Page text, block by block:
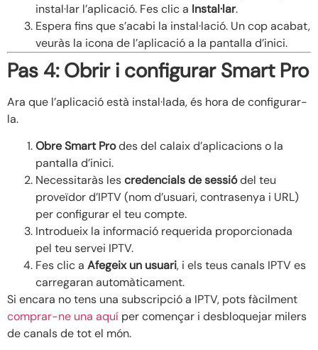
instal·lar l’aplicació. Fes clic a Instal·lar.
Espera fins que s’acabi la instal·lació. Un cop acabat,
veuràs la icona de l’aplicació a la pantalla d’inici.
Pas 4: Obrir i configurar Smart Pro
Ara que l’aplicació està instal·lada, és hora de configurar-
la.
Obre Smart Prodes del calaix d’aplicacions o la
pantalla d’inici.
Necessitaràs lescredencials de sessiódel teu
proveïdor d’IPTV (nom d’usuari, contrasenya i URL)
per configurar el teu compte.
Introdueix la informació requerida proporcionada
pel teu servei IPTV.
Fes clic a Afegeix un usuari, i els teus canals IPTV es
carregaran automàticament.
Si encara no tens una subscripció a IPTV, pots fàcilment
comprar-ne una aquí per començar i desbloquejar milers
de canals de tot el món.